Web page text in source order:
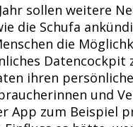
sollen weitere
die Schufa
die
Datencockpit
ihren
und
App zum Beispiel